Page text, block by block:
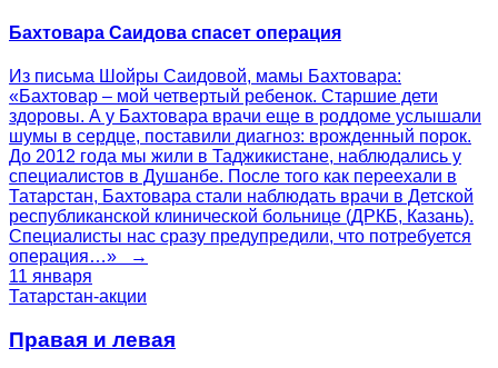
Бахтовара Саидова спасет операция
Из письма Шойры Саидовой, мамы Бахтовара:
«Бахтовар – мой четвертый ребенок. Старшие дети
здоровы. А у Бахтовара врачи еще в роддоме услышали
шумы в сердце, поставили диагноз: врожденный порок.
До 2012 года мы жили в Таджикистане, наблюдались у
специалистов в Душанбе. После того как переехали в
Татарстан, Бахтовара стали наблюдать врачи в Детской
республиканской клинической больнице (ДРКБ, Казань).
Специалисты нас сразу предупредили, что потребуется
операция…» →
11 января
Татарстан-акции
Правая и левая